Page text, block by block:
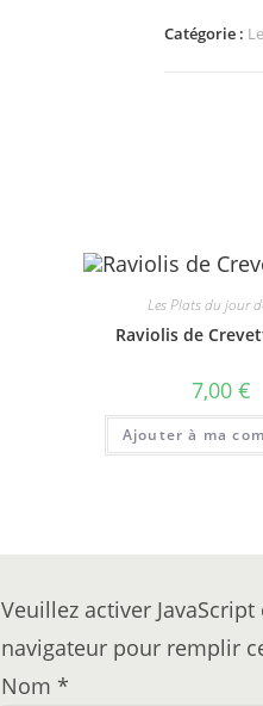
de
Catégorie :
Les Plats du jour
Raviolis de
7,00 €
Ajouter à ma
Veuillez activer
navigateur pour remplir
Nom *